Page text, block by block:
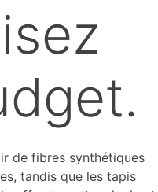
de fibres synthétiques
tandis que les tapis